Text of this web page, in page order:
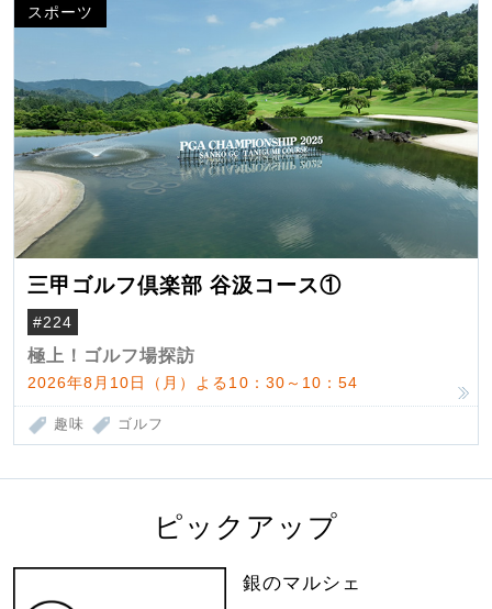
スポーツ
三甲ゴルフ倶楽部 谷汲コース①
#224
極上！ゴルフ場探訪
2026年8月10日（月）よる10：30～10：54
趣味 ゴルフ
ピックアップ
銀のマルシェ